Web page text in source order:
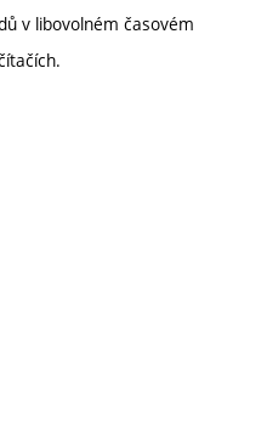
v libovolném časovém